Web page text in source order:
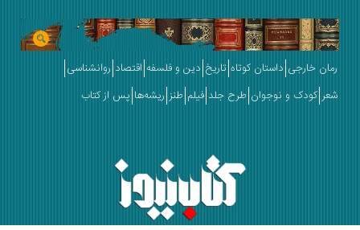
رمان خارجی داستان کوتاه تاریخ دین و فلسفه اقتصاد روانشناسی
شعر کودک و نوجوان طرح جلد فیلم طنز ریشه‌ها پس از کتاب